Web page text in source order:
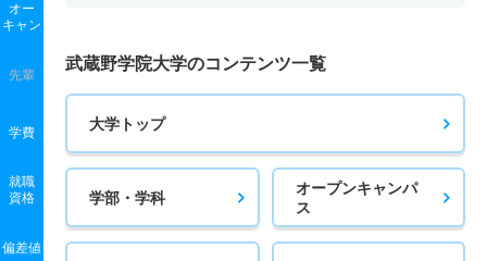
オー
キャン
先輩
学費
就職
資格
偏差値
武蔵野学院大学のコンテンツ一覧
大学トップ
学部・学科
オープンキャンパ
ス